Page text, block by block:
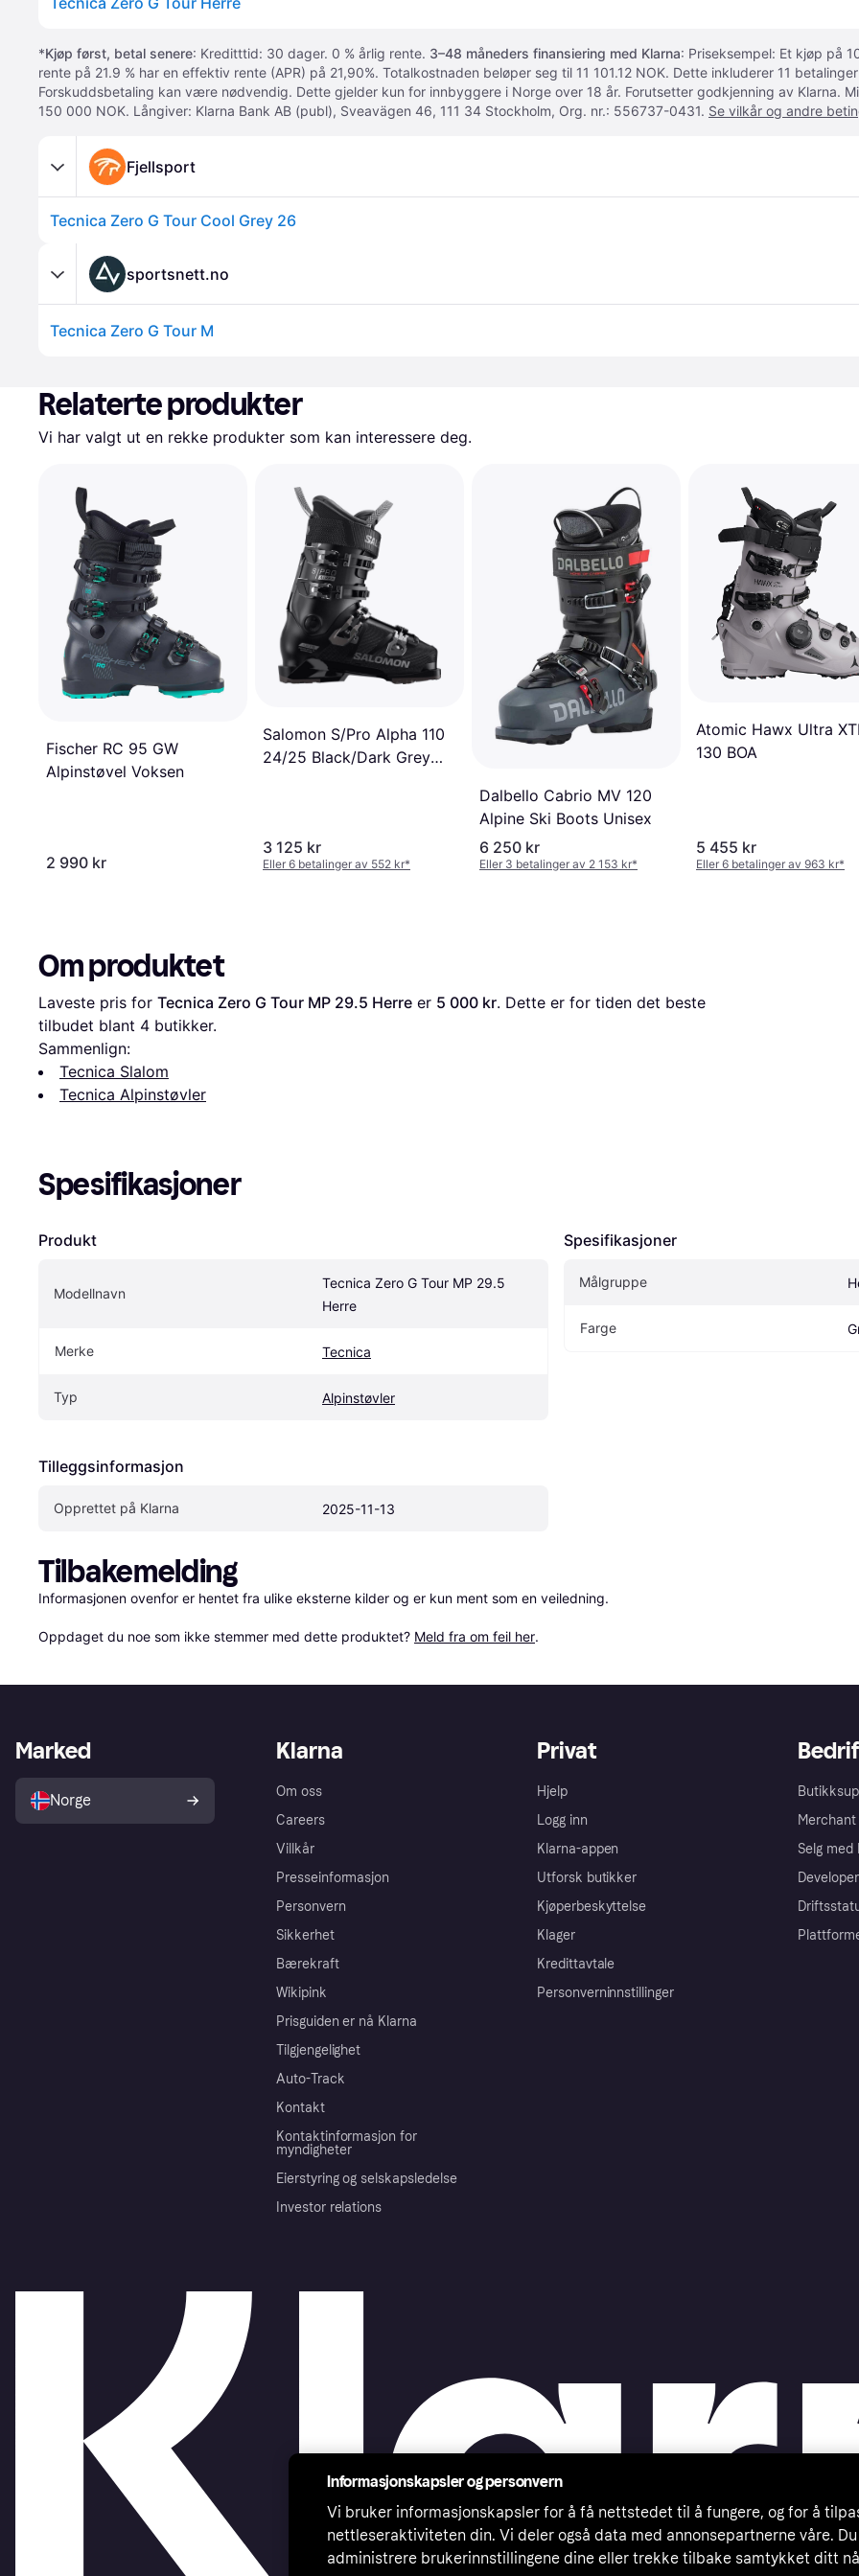
*Kjøp først, betal senere: Kreditttid: 30 dager. 0 % årlig rente. 3–48 måneders finansiering med Klarna: Priseksempel: Et kjøp på
rente på 21.9 % har en effektiv rente (APR) på 21,90%. Totalkostnaden beløper seg til 11 101.12 NOK. Dette inkluderer 11
Forskuddsbetaling kan være nødvendig. Dette gjelder kun for innbyggere i Norge over 18 år. Forutsetter godkjenning av Klarna.
150 000 NOK. Långiver: Klarna Bank AB (publ), Sveavägen 46, 111 34 Stockholm, Org. nr.: 556737-0431. Se vilkår og andre
Fjellsport
Tecnica Zero G Tour Cool Grey 26
sportsnett.no
Tecnica Zero G Tour M
Relaterte produkter
Vi har valgt ut en rekke produkter som kan interessere deg.
Fischer RC 95 GW
Alpinstøvel Voksen
2 990 kr
Salomon S/Pro Alpha 110
24/25 Black/Dark Grey
3 125 kr
Eller 6 betalinger av 552 kr*
Dalbello Cabrio MV 120
Alpine Ski Boots Unisex
6 250 kr
Eller 3 betalinger av 2 153 kr*
Atomic Hawx Ultra
130 BOA
5 455 kr
Eller 6 betalinger av 963 kr*
Om produktet
Laveste pris for Tecnica Zero G Tour MP 29.5 Herre er 5 000 kr. Dette er for tiden det beste
tilbudet blant 4 butikker.
Sammenlign:
Tecnica Slalom
Tecnica Alpinstøvler
Spesifikasjoner
Produkt
Modellnavn
Tecnica Zero G Tour MP 29.5
Herre
Merke Tecnica
Typ Alpinstøvler
Tilleggsinformasjon
Opprettet på Klarna 2025-11-13
Spesifikasjoner
Målgruppe
Farge
Tilbakemelding
Informasjonen ovenfor er hentet fra ulike eksterne kilder og er kun ment som en veiledning.
Oppdaget du noe som ikke stemmer med dette produktet? Meld fra om feil her.
Klarna
Om oss
Careers
Villkår
Presseinformasjon
Personvern
Sikkerhet
Bærekraft
Wikipink
Prisguiden er nå Klarna
Tilgjengelighet
Auto-Track
Kontakt
Kontaktinformasjon for
myndigheter
Eierstyring og selskapsledelse
Investor relations
Privat
Hjelp
Logg inn
Klarna-appen
Utforsk butikker
Kjøperbeskyttelse
Klager
Kredittavtale
Personverninnstillinger
Selg med
Marked
Norge
Informasjonskapsler og personvern
Vi bruker informasjonskapsler for å få nettstedet til å fungere, og for å
nettleseraktiviteten din. Vi deler også data med annonsepartnerne våre.
administrere brukerinnstillingene dine eller trekke tilbake samtykket ditt